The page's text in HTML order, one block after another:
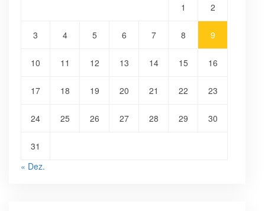
1 2
3 4 5 6 7 8 9
10 11 12 13 14 15 16
17 18 19 20 21 22 23
24 25 26 27 28 29 30
31
« Dez.